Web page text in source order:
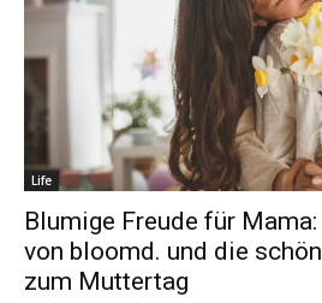
Life
Blumige Freude für
von bloomd. und die
zum Muttertag